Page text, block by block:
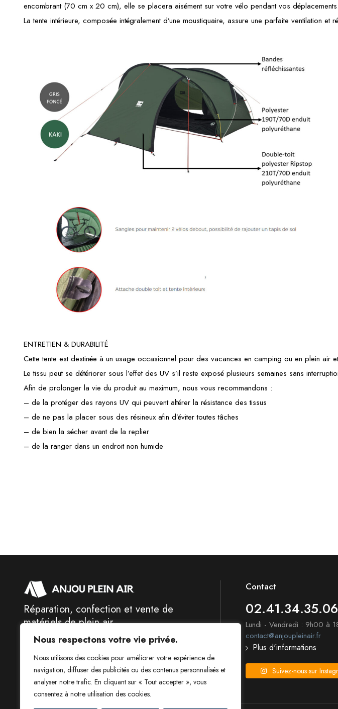
Nous respectons votre vie privée.
Nous utilisons des cookies pour améliorer votre expérience de
navigation, diffuser des publicités ou des contenus personnalisés et
analyser notre trafic. En cliquant sur « Tout accepter », vous
consentez à notre utilisation des cookies.
encombrant (70 cm x 20 cm), elle se placera aisément sur votre vélo pendant vos déplacements.
La tente intérieure, composée intégralement d’une moustiquaire, assure une parfaite ventilation et
ENTRETIEN & DURABILITÉ
Cette tente est destinée à un usage occasionnel pour des vacances en camping ou en plein air
Le tissu peut se détériorer sous l’effet des UV s’il reste exposé plusieurs semaines sans
Afin de prolonger la vie du produit au maximum, nous vous recommandons :
– de la protéger des rayons UV qui peuvent altérer la résistance des tissus
– de ne pas la placer sous des résineux afin d’éviter toutes tâches
– de bien la sécher avant de la replier
– de la ranger dans un endroit non humide
Réparation, confection et vente de
matériels de plein air
Contact
02.41.34.35.06
Lundi - Vendredi : 9h00 à
contact@anjoupleinair.fr
Plus d'informations
Suivez-nous sur